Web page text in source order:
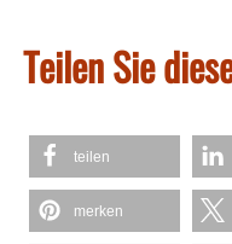
Teilen Sie
teilen
merken